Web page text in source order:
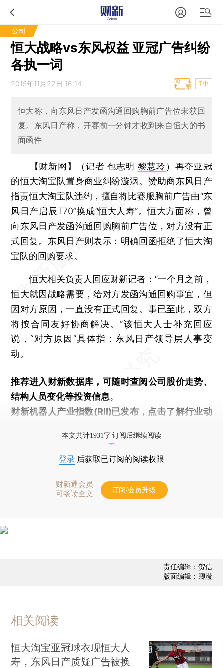
公司
恒大战略vs东风权益 亚冠广告纠纷
各执一词
2015年11月22日 16:14 T中
恒大称，向东风日产发函沟通回购胸前广告位未获回
复。东风日产称，开赛前一分钟才收到来自恒大的书
面函件
【财新网】（记者 包志明 黎慧玲 ） 再夺亚冠
的恒大淘宝队置身商业纠纷漩涡。赞助商东风日产
指责恒大淘宝队违约，擅自将比赛服胸前广告由“东
风日产启辰T70”换成“恒大人寿”。恒大方面称，曾
向东风日产发函沟通回购胸前广告位，对方没有正
式回复。东风日产则表示：明确回函拒绝了恒大淘
宝队的回购要求。
恒大相关负责人回应财新记者：“一个月之前，
恒大就因战略需要，给对方发函沟通回购事宜，但
因对方原因，一直没有正式回复。事已至此，双方
将按合同友好协商解决。”该恒大人士补充回应
说，“对方原因”具体指：东风日产领导层人事变
动。
推荐进入财新数据库 ，可随时查阅公司股价走势、
结构人员变化等投资信息。
财新机器人产业指数(RII)已发布， 点击了解行业动
本文共计1931字 订阅后继续阅读
登录 后获取已订阅的阅读权限
财新通会员
可畅读全文
订阅/会员升级
责任编辑：贺信
版面编辑：卿滢
相关阅读
恒大淘宝亚冠球衣现恒大人
寿，东风日产质疑广告被换